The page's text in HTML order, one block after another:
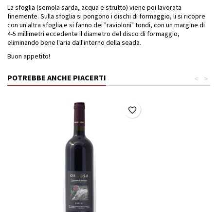
La sfoglia (semola sarda, acqua e strutto) viene poi lavorata
finemente. Sulla sfoglia si pongono i dischi di formaggio, li si ricopre
con un'altra sfoglia e si fanno dei "ravioloni" tondi, con un margine di
4-5 millimetri eccedente il diametro del disco di formaggio,
eliminando bene l'aria dall'interno della seada.
Buon appetito!
POTREBBE ANCHE PIACERTI >
<
favorite_border